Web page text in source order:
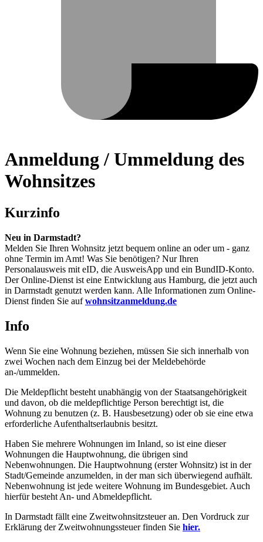
Anmeldung / Ummeldung des
Wohnsitzes
Kurzinfo
Neu in Darmstadt?
Melden Sie Ihren Wohnsitz jetzt bequem online an oder um - ganz
ohne Termin im Amt! Was Sie benötigen? Nur Ihren
Personalausweis mit eID, die AusweisApp und ein BundID-Konto.
Der Online-Dienst ist eine Entwicklung aus Hamburg, die jetzt auch
in Darmstadt genutzt werden kann. Alle Informationen zum Online-
Dienst finden Sie aufwohnsitzanmeldung.de
Info
Wenn Sie eine Wohnung beziehen, müssen Sie sich innerhalb von
zwei Wochen nach dem Einzug bei der Meldebehörde
an-/ummelden.
Die Meldepflicht besteht unabhängig von der Staatsangehörigkeit
und davon, ob die meldepflichtige Person berechtigt ist, die
Wohnung zu benutzen (z. B. Hausbesetzung) oder ob sie eine etwa
erforderliche Aufenthaltserlaubnis besitzt.
Haben Sie mehrere Wohnungen im Inland, so ist eine dieser
Wohnungen die Hauptwohnung, die übrigen sind
Nebenwohnungen. Die Hauptwohnung (erster Wohnsitz) ist in der
Stadt/Gemeinde anzumelden, in der man sich überwiegend aufhält.
Nebenwohnung ist jede weitere Wohnung im Bundesgebiet. Auch
hierfür besteht An- und Abmeldepflicht.
In Darmstadt fällt eine Zweitwohnsitzsteuer an. Den Vordruck zur
Erklärung der Zweitwohnungssteuer finden Sie hier.